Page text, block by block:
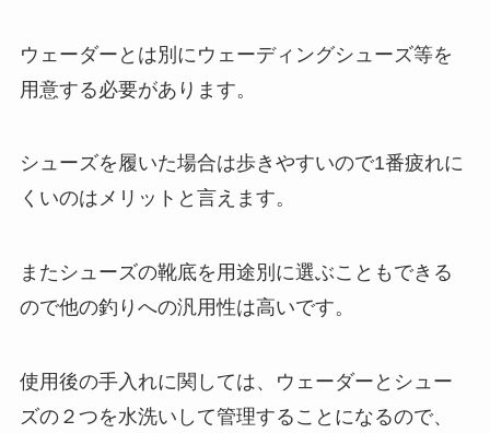
ウェーダーとは別にウェーディングシューズ等を
用意する必要があります。
シューズを履いた場合は歩きやすいので1番疲れに
くいのはメリットと言えます。
またシューズの靴底を用途別に選ぶこともできる
ので他の釣りへの汎用性は高いです。
使用後の手入れに関しては、ウェーダーとシュー
ズの２つを水洗いして管理することになるので、